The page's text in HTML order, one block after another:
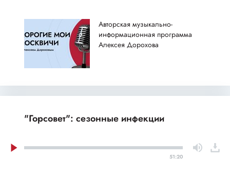
Авторская музыкально-
информационная программа
Алексея Дорохова
"Горсовет": сезонные инфекции
51:20